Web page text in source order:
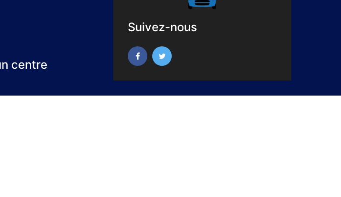
centre
Suivez-nous